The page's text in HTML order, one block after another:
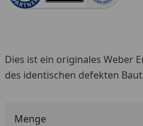
Dies ist ein originales Weber
des identischen defekten
Menge